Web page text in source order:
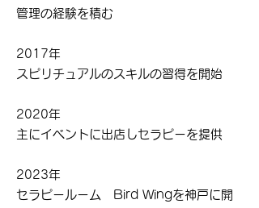
管理の経験を積む
2017年
スピリチュアルのスキルの習得を開始
2020年
主にイベントに出店しセラピーを提供
2023年
セラピールーム Bird Wingを神戸に開